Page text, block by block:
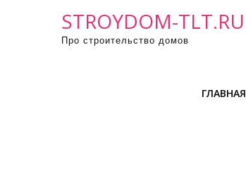
STROYDOM-TLT.RU
Про строительство домов
ГЛАВНАЯ